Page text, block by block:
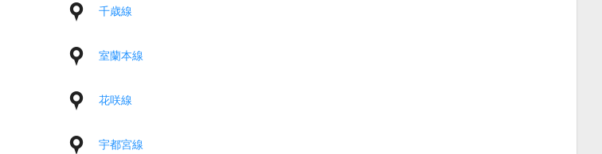
千歳線
室蘭本線
花咲線
宇都宮線